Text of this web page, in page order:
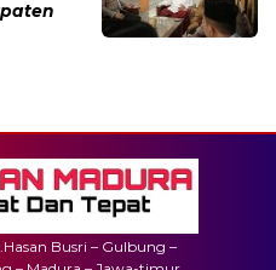
Busri – Gulbung –